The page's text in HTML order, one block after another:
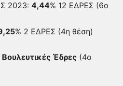
2023: 4,44% 12 ΕΔΡΕΣ (6ο
% 2 ΕΔΡΕΣ (4η θέση)
Βουλευτικές Έδρες (4ο